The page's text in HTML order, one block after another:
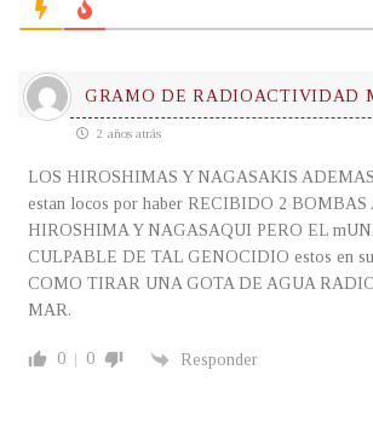
GRAMO DE RADIOACTIVIDAD
2 años atrás
LOS HIROSHIMAS Y NAGASAKIS
estan locos por haber RECIBIDO 2 BOMBAS
HIROSHIMA Y NAGASAQUI PERO EL
CULPABLE DE TAL GENOCIDIO estos en su
COMO TIRAR UNA GOTA DE AGUA
MAR.
0 0 Responder